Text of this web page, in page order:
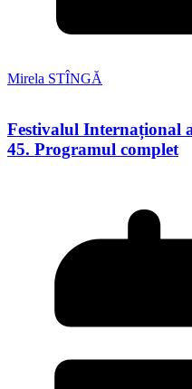
Mirela STÎNGĂ
Festivalul Internațional
45. Programul complet